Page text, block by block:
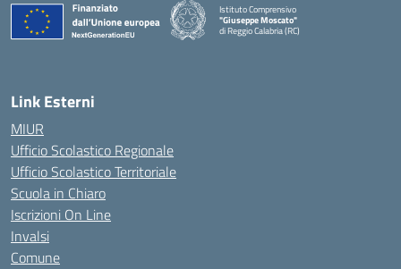
Istituto Comprensivo
"Giuseppe Moscato"
di Reggio Calabria (RC)
— Visita la pagina iniziale della scuola
Link Esterni
MIUR
Ufficio Scolastico Regionale
Ufficio Scolastico Territoriale
Scuola in Chiaro
Iscrizioni On Line
Invalsi
Comune